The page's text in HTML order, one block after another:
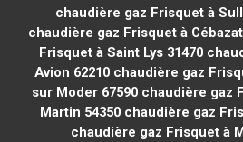
chaudière gaz Frisquet à
chaudière gaz Frisquet à
Frisquet à Saint Lys 31470
Avion 62210 chaudière gaz
sur Moder 67590 chaudière gaz
Martin 54350 chaudière gaz
chaudière gaz Frisquet à